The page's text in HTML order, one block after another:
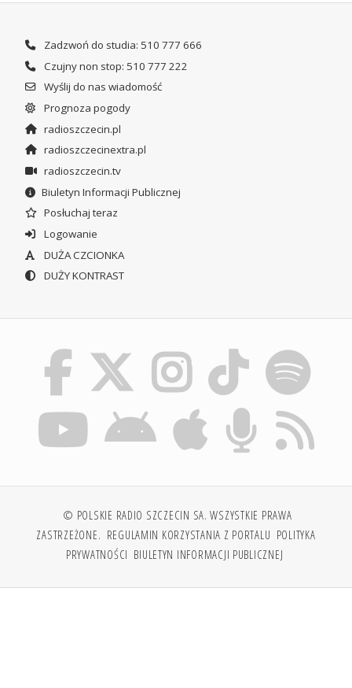
Zadzwoń do studia: 510 777 666
Czujny non stop: 510 777 222
Wyślij do nas wiadomość
Prognoza pogody
radioszczecin.pl
radioszczecinextra.pl
radioszczecin.tv
Biuletyn Informacji Publicznej
Posłuchaj teraz
Logowanie
DUŻA CZCIONKA
DUŻY KONTRAST
© POLSKIE RADIO SZCZECIN SA. WSZYSTKIE PRAWA
ZASTRZEŻONE. REGULAMIN KORZYSTANIA Z PORTALU POLITYKA
PRYWATNOŚCI BIULETYN INFORMACJI PUBLICZNEJ